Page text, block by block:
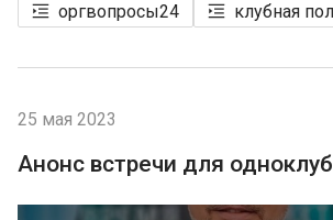
оргвопросы24 клубная
25 мая 2023
Анонс встречи для